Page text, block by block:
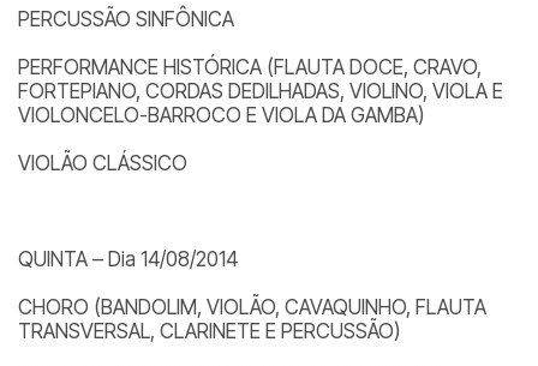
PERCUSSÃO SINFÔNICA
PERFORMANCE HISTÓRICA (FLAUTA DOCE, CRAVO,
FORTEPIANO, CORDAS DEDILHADAS, VIOLINO, VIOLA E
VIOLONCELO-BARROCO E VIOLA DA GAMBA)
VIOLÃO CLÁSSICO
QUINTA – Dia 14/08/2014
CHORO (BANDOLIM, VIOLÃO, CAVAQUINHO, FLAUTA
TRANSVERSAL, CLARINETE E PERCUSSÃO)